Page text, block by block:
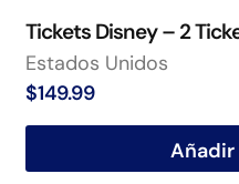
Estados Unidos
Tickets Disney – 2
$149.99